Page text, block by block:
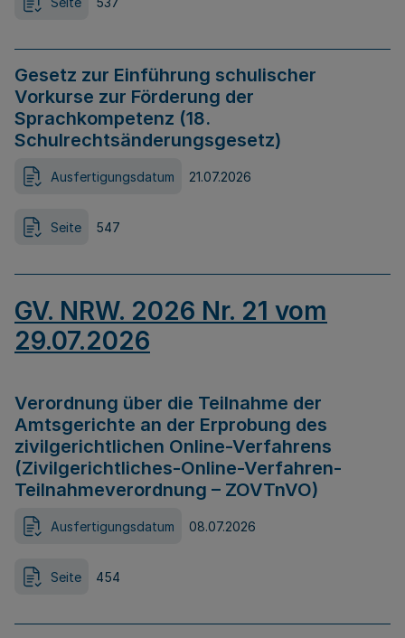
Gesetz zur Einführung schulischer
Vorkurse zur Förderung der
Sprachkompetenz (18.
Schulrechtsänderungsgesetz)
Ausfertigungsdatum 21.07.2026
Seite 547
GV. NRW. 2026 Nr. 21 vom
29.07.2026
Verordnung über die Teilnahme der
Amtsgerichte an der Erprobung des
zivilgerichtlichen Online-Verfahrens
(Zivilgerichtliches-Online-Verfahren-
Teilnahmeverordnung – ZOVTnVO)
Ausfertigungsdatum 08.07.2026
Seite 454